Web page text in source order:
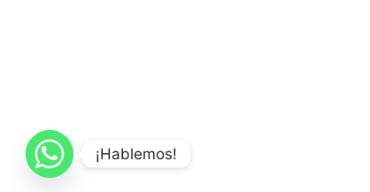
¡Hablemos!